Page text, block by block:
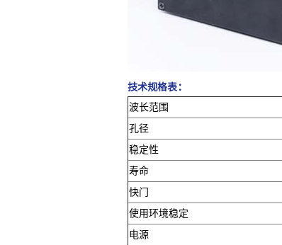
技术规格表：
波长范围
孔径
稳定性
寿命
快门
使用环境稳定
电源